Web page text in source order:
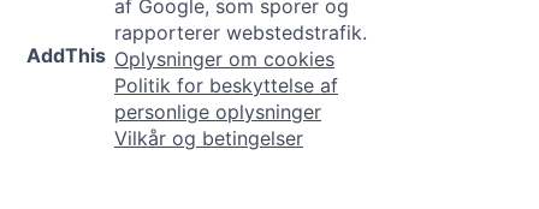
AddThis
af Google, som sporer og
rapporterer webstedstrafik.
Oplysninger om cookies
Politik for beskyttelse af
personlige oplysninger
Vilkår og betingelser